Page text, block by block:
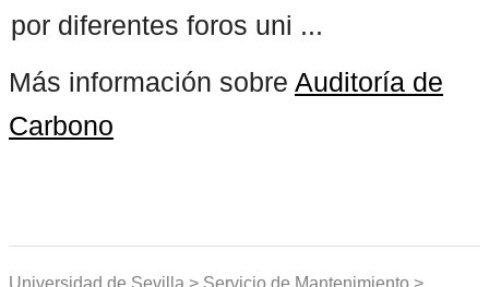
por diferentes foros uni ...
Más información sobre Auditoría de
Carbono
Universidad de Sevilla > Servicio de Mantenimiento >